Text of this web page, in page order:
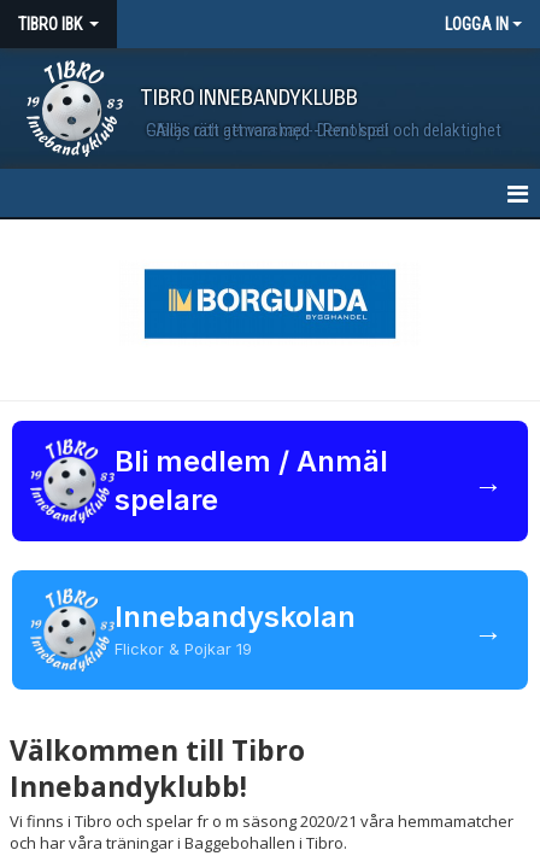
TIBRO IBK LOGGA IN
TIBRO INNEBANDYKLUBB
Glädje och gemenskap - Demokrati och delaktighet - Allas rätt att vara med - Rent spel
KALENDER
BILDGALLERI
MEDLEMSKAP
LÄNKAR
OM KLUBBEN
LEDARE
Bli medlem / Anmäl
spelare
→
Innebandyskolan
Flickor & Pojkar 19 →
Välkommen till Tibro
Innebandyklubb!
Vi finns i Tibro och spelar fr o m säsong 2020/21 våra hemmamatcher
och har våra träningar i Baggebohallen i Tibro.